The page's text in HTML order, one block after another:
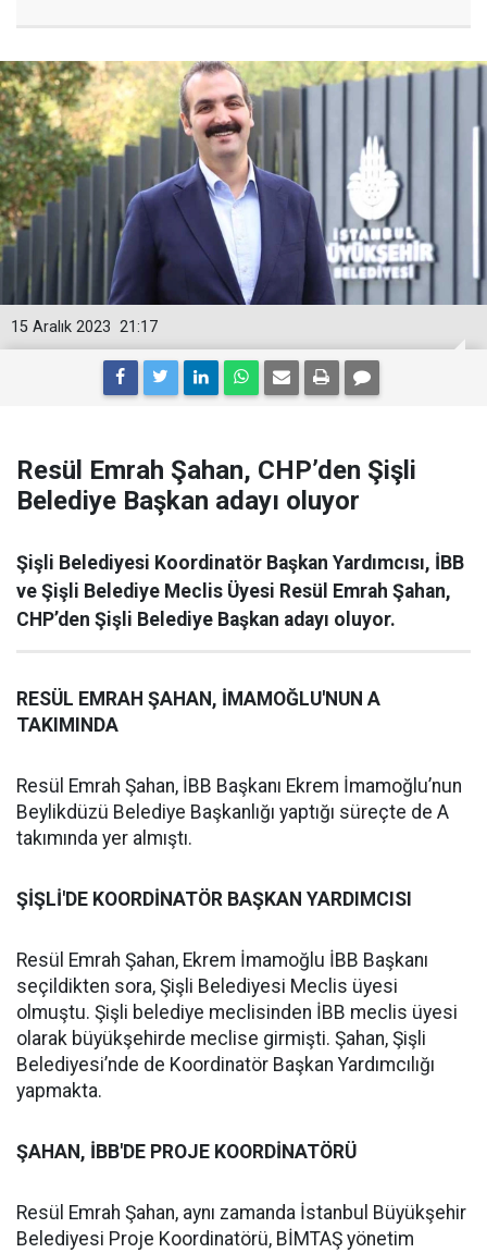
21:17
15 Aralık 2023
Resül Emrah Şahan, CHP’den Şişli
Belediye Başkan adayı oluyor
Şişli Belediyesi Koordinatör Başkan Yardımcısı, İBB
ve Şişli Belediye Meclis Üyesi Resül Emrah Şahan,
CHP’den Şişli Belediye Başkan adayı oluyor.
RESÜL EMRAH ŞAHAN, İMAMOĞLU'NUN A
TAKIMINDA
Resül Emrah Şahan, İBB Başkanı Ekrem İmamoğlu’nun
Beylikdüzü Belediye Başkanlığı yaptığı süreçte de A
takımında yer almıştı.
ŞİŞLİ'DE KOORDİNATÖR BAŞKAN YARDIMCISI
Resül Emrah Şahan, Ekrem İmamoğlu İBB Başkanı
seçildikten sora, Şişli Belediyesi Meclis üyesi
olmuştu. Şişli belediye meclisinden İBB meclis üyesi
olarak büyükşehirde meclise girmişti. Şahan, Şişli
Belediyesi’nde de Koordinatör Başkan Yardımcılığı
yapmakta.
ŞAHAN, İBB'DE PROJE KOORDİNATÖRÜ
Resül Emrah Şahan, aynı zamanda İstanbul Büyükşehir
Belediyesi Proje Koordinatörü, BİMTAŞ yönetim